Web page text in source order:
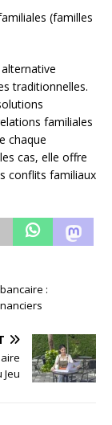
(familles
traditionnelles.
familiales
chaque
cas, elle offre
conflits familiaux
: